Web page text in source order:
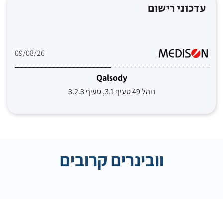
עדכוני רישום
09/08/26
Qalsody
נוהל 49 סעיף 3.1, סעיף 3.2.3
וובינרים קרובים